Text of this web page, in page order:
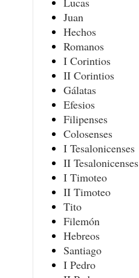
Juan
Hechos
Romanos
I Corintios
II Corintios
Gálatas
Efesios
Filipenses
Colosenses
I Tesalonicenses
II Tesalonicenses
I Timoteo
II Timoteo
Tito
Filemón
Hebreos
Santiago
I Pedro